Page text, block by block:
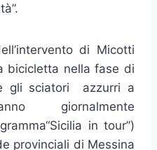
di Micotti
bicicletta nella fase di
gli sciatori azzurri a
giornalmente
in tour”)
provinciali di Messina